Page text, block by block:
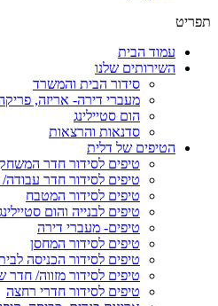
תפריט
עמוד הבית
השירותים שלנו
סידור הבית והמשרד
מעברי דירה- אריזה,
הום סטיילינג
סדנאות והרצאות
הטיפים של דלית
טיפים לסידור חדר
טיפים לסידור חדר
טיפים לסידור המטבח
טיפים לבנייה והום
טיפים- מעברי דירה
טיפים לסידור המחסן
טיפים לסידור הכניסה
טיפים לסידור מזווה/ חדר
טיפים לסידור חדרי רחצה